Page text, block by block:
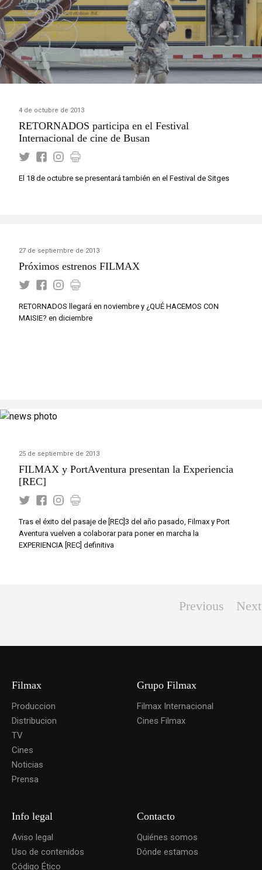
4 de octubre de 2013
RETORNADOS participa en el Festival
Internacional de cine de Busan
El 18 de octubre se presentará también en el Festival de Sitges
27 de septiembre de 2013
Próximos estrenos FILMAX
RETORNADOS llegará en noviembre y ¿QUÉ HACEMOS CON
MAISIE? en diciembre
25 de septiembre de 2013
FILMAX y PortAventura presentan la Experiencia
[REC]
Tras el éxito del pasaje de [REC]3 del año pasado, Filmax y Port
Aventura vuelven a colaborar para poner en marcha la
EXPERIENCIA [REC] definitiva
Previous Next
Filmax
Produccion
Distribucion
TV
Cines
Noticias
Prensa
Grupo Filmax
Filmax Internacional
Cines Filmax
Info legal
Aviso legal
Uso de contenidos
Código Ético
Contacto
Quiénes somos
Dónde estamos